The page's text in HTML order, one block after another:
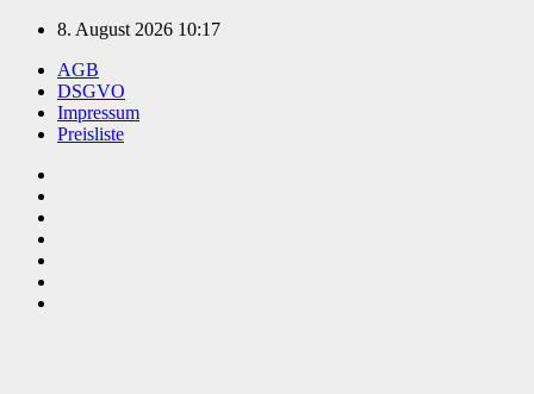
Zum
springen
8. August 2026 10:17
AGB
DSGVO
Impressum
Preisliste